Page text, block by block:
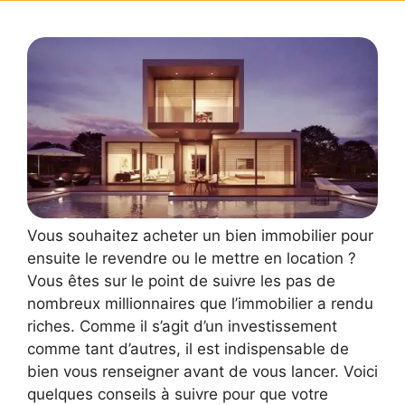
Vous souhaitez acheter un bien immobilier pour
ensuite le revendre ou le mettre en location ?
Vous êtes sur le point de suivre les pas de
nombreux millionnaires que l’immobilier a rendu
riches. Comme il s’agit d’un investissement
comme tant d’autres, il est indispensable de
bien vous renseigner avant de vous lancer. Voici
quelques conseils à suivre pour que votre